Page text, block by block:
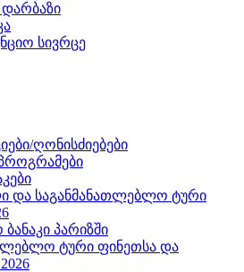
სივრცე
ღონისძიებები
და საგანმანათლებლო ტური
პარიზში
ტური ფინეთსა და